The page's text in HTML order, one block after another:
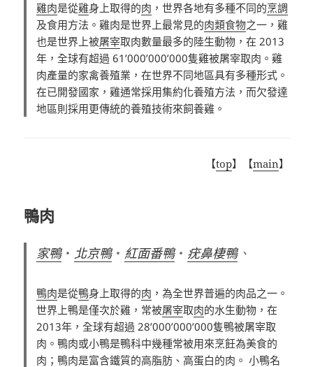
雞肉是從雞身上取得的肉 ，世界各地有多種不同的烹調
及食用方法。雞肉是世界上最常見的肉類食物之一，雞
也是世界上被屠宰取肉數量最多的陸生動物，在 2013
年，全球有超過 61’000’000’000隻雞被屠宰取肉。雞
肉產量的家禽養殖業，在世界不同地區具有多種形式。
在已開發國家，雞通常採用集約化養殖方法，而欠發達
地區則採用更傳統的養殖技術來飼養雞。
【top】【main】
鴨肉
家鴨・ 北京鴨・ 紅面番鴨・ 疣鼻棲鴨、
鴨肉是從鴨身上取得的肉 ，為全世界普遍的肉品之一。
世界上鴨是僅次於雞，常被屠宰取肉的水生動物，在
2013年，全球有超過 28’000’000’000隻鴨被屠宰取
肉。鴨肉或小鴨是鴨科中幾種常被用來烹飪為美食的
肉；鴨肉是富含鐵質的高脂肪、高蛋白的肉。 小鴨名